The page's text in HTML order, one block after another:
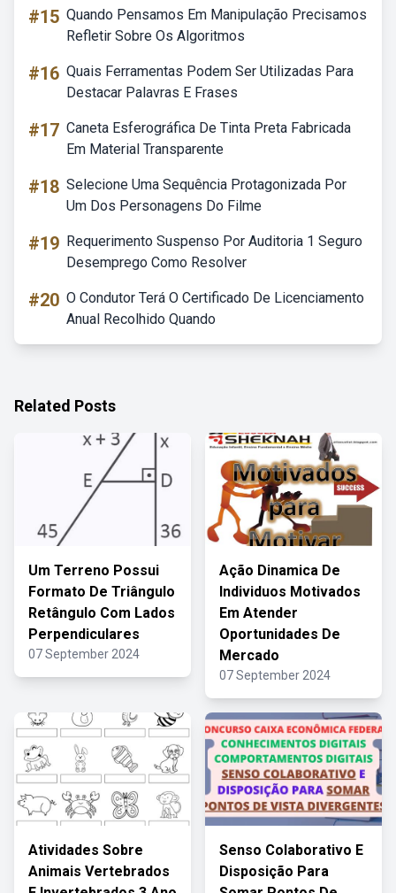
#15 Quando Pensamos Em Manipulação Precisamos
Refletir Sobre Os Algoritmos
#16 Quais Ferramentas Podem Ser Utilizadas Para
Destacar Palavras E Frases
#17 Caneta Esferográfica De Tinta Preta Fabricada
Em Material Transparente
#18 Selecione Uma Sequência Protagonizada Por
Um Dos Personagens Do Filme
#19 Requerimento Suspenso Por Auditoria 1 Seguro
Desemprego Como Resolver
#20 O Condutor Terá O Certificado De Licenciamento
Anual Recolhido Quando
Related Posts
Um Terreno Possui
Formato De Triângulo
Retângulo Com Lados
Perpendiculares
07 September 2024
Ação Dinamica De
Individuos Motivados
Em Atender
Oportunidades De
Mercado
07 September 2024
Atividades Sobre
Animais Vertebrados
Senso Colaborativo E
Disposição Para